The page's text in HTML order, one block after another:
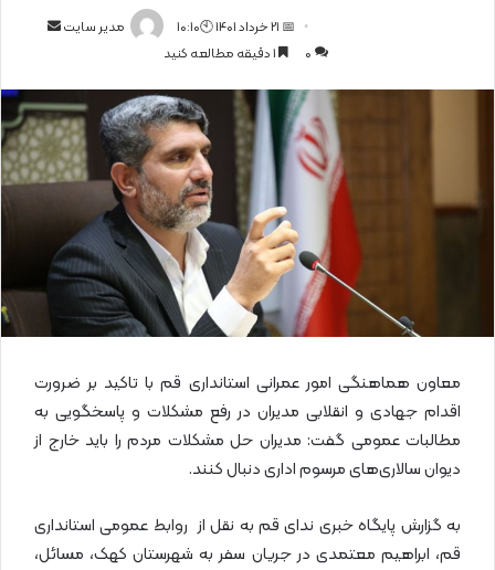
مدیر سایت
ا
ل
ا
ی
📅 21 خرداد 1401 🕙10:10
0
معاون هماهنگی امور عمرانی استانداری قم با تاکید بر ضرورت
اقدام جهادی و انقلابی مدیران در رفع مشکلات و پاسخگویی به
مطالبات عمومی گفت: مدیران حل مشکلات مردم را باید خارج از
دیوان سالاری‌های مرسوم اداری دنبال کنند.
به گزارش پایگاه خبری ندای قم به نقل از روابط عمومی استانداری
قم، ابراهیم معتمدی در جریان سفر به شهرستان کهک، مسائل،